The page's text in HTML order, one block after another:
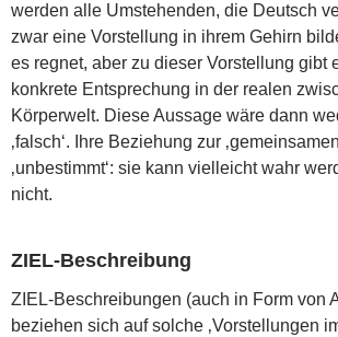
werden alle Umstehenden, die Deutsch
zwar eine Vorstellung in ihrem Gehirn
es regnet, aber zu dieser Vorstellung gibt
konkrete Entsprechung in der realen
Körperwelt. Diese Aussage wäre dann
‚falsch‘. Ihre Beziehung zur
‚unbestimmt‘: sie kann vielleicht wahr
nicht.
ZIEL-Beschreibung
ZIEL-Beschreibungen (auch in Form von
beziehen sich auf solche ‚Vorstellungen